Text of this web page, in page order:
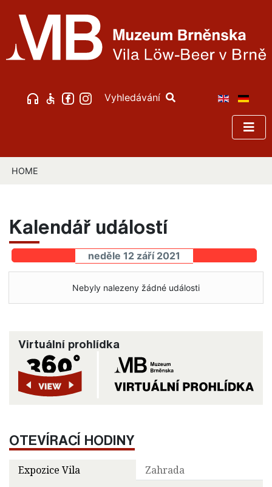
Vyhledávání
HOME
Kalendář událostí
neděle 12 září 2021
Nebyly nalezeny žádné události
Virtuální prohlídka
OTEVÍRACÍ HODINY
Expozice Vila Zahrada